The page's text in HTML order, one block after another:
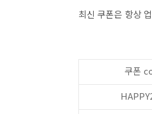
최신 쿠폰은 항상
쿠폰